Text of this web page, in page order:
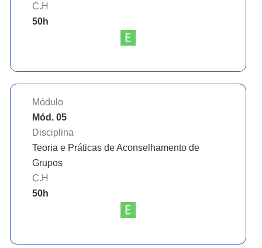
C.H
50h
Módulo
Mód. 05
Disciplina
Teoria e Práticas de Aconselhamento de
Grupos
C.H
50h